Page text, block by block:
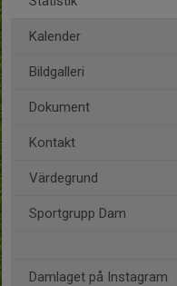
Kalender
Bildgalleri
Dokument
Kontakt
Värdegrund
Sportgrupp Dam
Damlaget på Instagram